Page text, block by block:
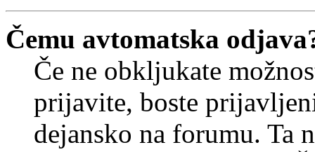
Čemu avtomatska
Če ne obkljukate
prijavite, boste
dejansko na forumu. Ta